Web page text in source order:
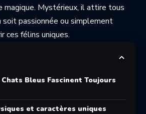
magique. Mystérieux, il attire tous
soit passionnée ou simplement
ces félins uniques.
Bleus Fascinent Toujours
et caractères uniques